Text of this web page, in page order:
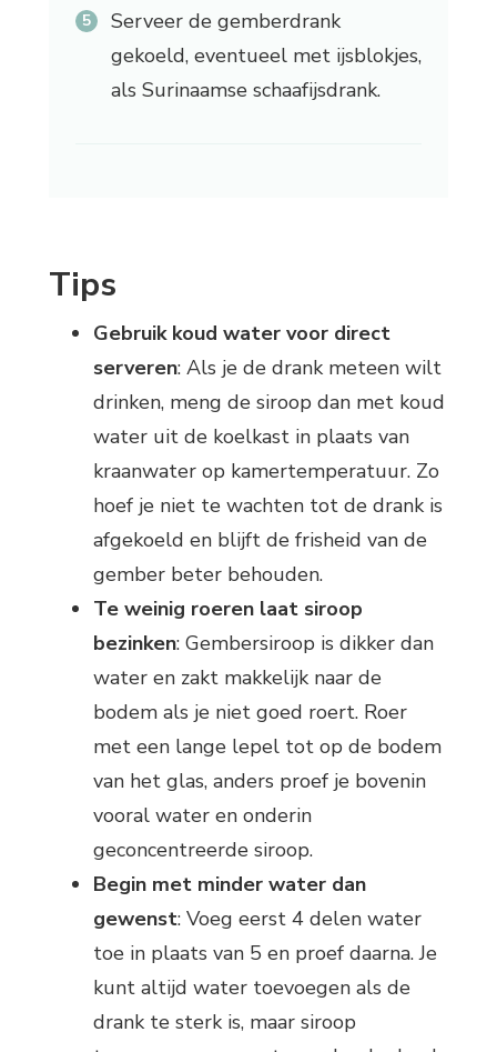
Serveer de gemberdrank
gekoeld, eventueel met ijsblokjes,
als Surinaamse schaafijsdrank.
Tips
Gebruik koud water voor direct
serveren: Als je de drank meteen wilt
drinken, meng de siroop dan met koud
water uit de koelkast in plaats van
kraanwater op kamertemperatuur. Zo
hoef je niet te wachten tot de drank is
afgekoeld en blijft de frisheid van de
gember beter behouden.
Te weinig roeren laat siroop
bezinken: Gembersiroop is dikker dan
water en zakt makkelijk naar de
bodem als je niet goed roert. Roer
met een lange lepel tot op de bodem
van het glas, anders proef je bovenin
vooral water en onderin
geconcentreerde siroop.
Begin met minder water dan
gewenst: Voeg eerst 4 delen water
toe in plaats van 5 en proef daarna. Je
kunt altijd water toevoegen als de
drank te sterk is, maar siroop